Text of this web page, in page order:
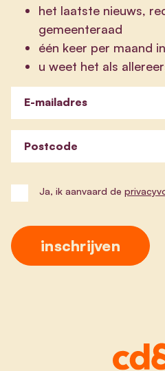
het laatste nieuws,
gemeenteraad
één keer per maand
u weet het als
E-mailadres
Postcode
Ja, ik aanvaard de